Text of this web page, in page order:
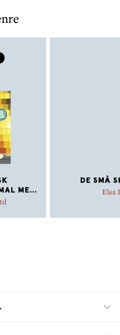
og Brødrene Grimm. Foto:
ME...
DE SMÅ
Elsa